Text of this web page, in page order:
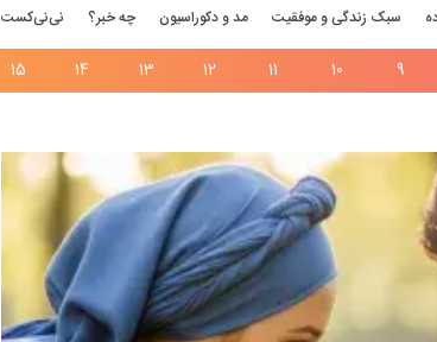
سبک زندگی و موفقیت مد و دکوراسیون چه خبر؟ نی‌نی‌کست
9
10
11
12
13
14
15